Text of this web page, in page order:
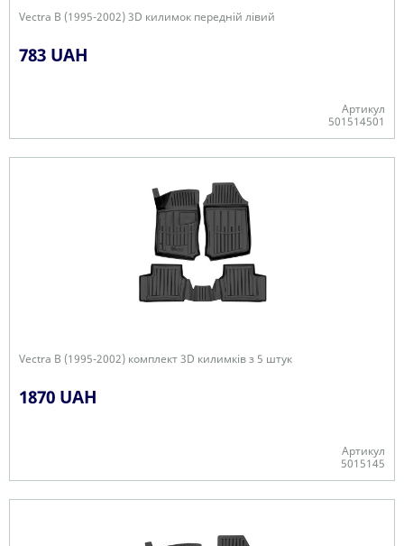
Vectra B (1995-2002) 3D килимок передній лівий
783 UAH
Артикул
501514501
Vectra B (1995-2002) комплект 3D килимків з 5 штук
1870 UAH
Артикул
5015145